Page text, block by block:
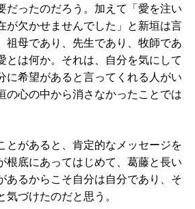
だったのだろう。加えて「愛を注い
が欠かせませんでした」と新垣は言
祖母であり、先生であり、牧師であ
とは何か。それは、自分を気にして
に希望があると言ってくれる人がい
の心の中から消さなかったことでは
があると、肯定的なメッセージを
根底にあってはじめて、葛藤と長い
あるからこそ自分は自分であり、そ
気づけたのだと思う。